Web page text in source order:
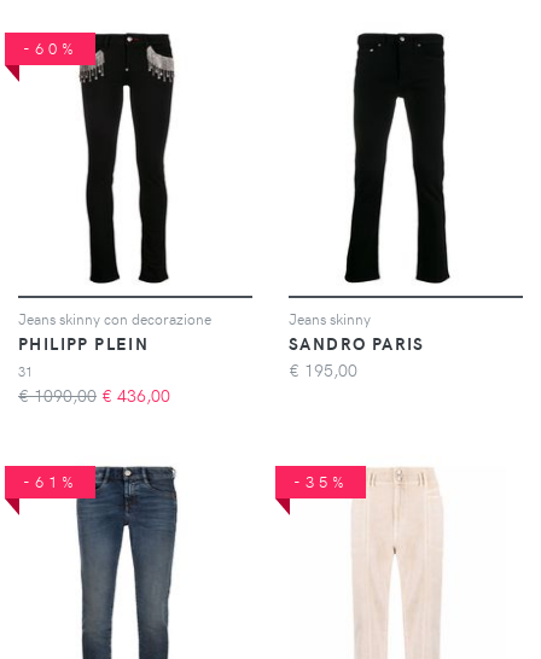
-60%
Jeans skinny con decorazione
PHILIPP PLEIN
31
€ 1090,00 € 436,00
Jeans skinny
SANDRO PARIS
€ 195,00
-61% -35%